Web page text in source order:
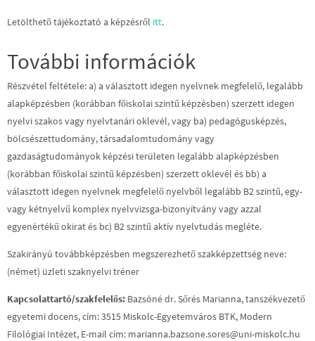
Letölthető tájékoztató a képzésről itt.
További információk
Részvétel feltétele: a) a választott idegen nyelvnek megfelelő, legalább
alapképzésben (korábban főiskolai szintű képzésben) szerzett idegen
nyelvi szakos vagy nyelvtanári oklevél, vagy ba) pedagógusképzés,
bölcsészettudomány, társadalomtudomány vagy
gazdaságtudományok képzési területen legalább alapképzésben
(korábban főiskolai szintű képzésben) szerzett oklevél és bb) a
választott idegen nyelvnek megfelelő nyelvből legalább B2 szintű, egy-
vagy kétnyelvű komplex nyelvvizsga-bizonyítvány vagy azzal
egyenértékű okirat és bc) B2 szintű aktív nyelvtudás megléte.
Szakirányú továbbképzésben megszerezhető szakképzettség neve:
(német) üzleti szaknyelvi tréner
Kapcsolattartó/szakfelelős: Bazsóné dr. Sőrés Marianna, tanszékvezető
egyetemi docens, cím: 3515 Miskolc-Egyetemváros BTK, Modern
Filológiai Intézet, E-mail cím: marianna.bazsone.sores@uni-miskolc.hu